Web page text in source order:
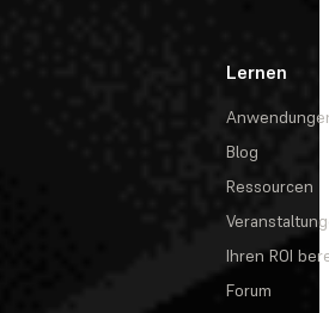
Lernen
Blog
Ressourcen
Ihren ROI
Forum